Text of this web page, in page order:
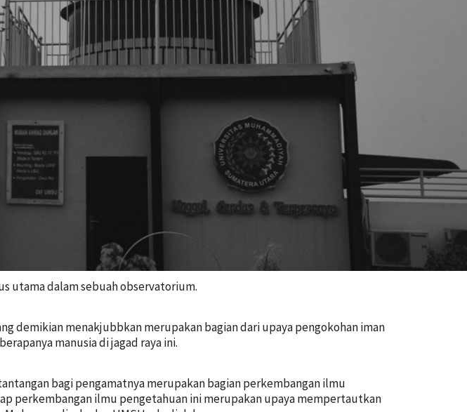
utama dalam sebuah observatorium.
demikian menakjubbkan merupakan bagian dari upaya pengokohan iman
manusia di jagad raya ini.
bagi pengamatnya merupakan bagian perkembangan ilmu
perkembangan ilmu pengetahuan ini merupakan upaya mempertautkan